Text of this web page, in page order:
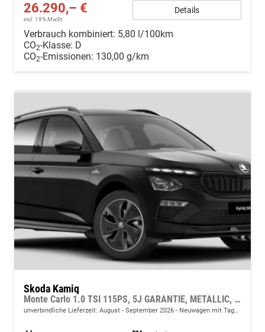
26.290,– €
incl. 19% MwSt.
Details
Verbrauch kombiniert: 5,80 l/100km
CO2-Klasse: D
CO2-Emissionen: 130,00 g/km
Skoda Kamiq
Monte Carlo 1.0 TSI 115PS, 5J GARANTIE, METALLIC, ELE. HECKKLAPPE, ANHÄNGERKUPPLUNG, BEH. FRONTSCHEIBE, MATRIX-LED, PANORAMADACH, Sitzheizung, Lenkradheizung, Ladeboden, ACC, SIDE Assist, Virtual Cockpit 10", Parksensoren, Kamera, KESSY, Privacy, 17" Alu, Climatroni
unverbindliche Lieferzeit: August - September 2026 Neuwagen mit Tageszulassung